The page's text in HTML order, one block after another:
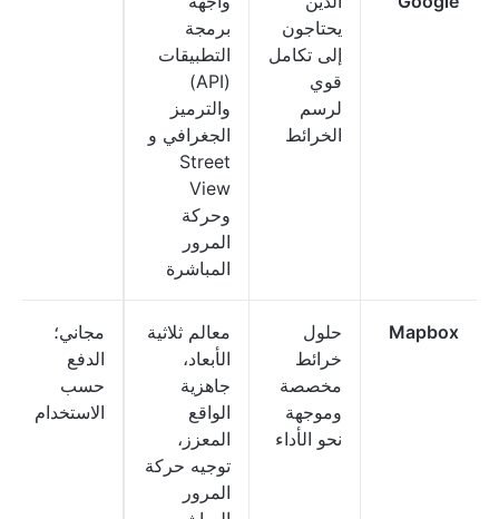
يحتاجون
إلى تكامل
قوي
لرسم
الخرائط
برمجة
التطبيقات
(API)
والترميز
الجغرافي و
Street
View
وحركة
المرور
المباشرة
Mapbox
حلول
خرائط
مخصصة
وموجهة
نحو الأداء
معالم ثلاثية
الأبعاد،
جاهزية
الواقع
المعزز،
توجيه حركة
المرور
مجاني؛
الدفع
حسب
الاستخدام